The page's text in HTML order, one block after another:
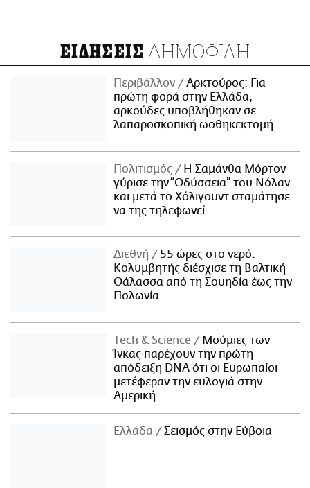
ΕΙΔΗΣΕΙΣ ΔΗΜΟΦΙΛΗ
Περιβάλλον
Αρκτούρος: Για
πρώτη φορά στην Ελλάδα,
αρκούδες υποβλήθηκαν σε
λαπαροσκοπική ωοθηκεκτομή
Πολιτισμός
Η Σαμάνθα Μόρτον
γύρισε την “Οδύσσεια” του Νόλαν
και μετά το Χόλιγουντ σταμάτησε
να της τηλεφωνεί
Διεθνή
55 ώρες στο νερό:
Κολυμβητής διέσχισε τη Βαλτική
Θάλασσα από τη Σουηδία έως την
Πολωνία
Τech & Science
Μούμιες των
Ίνκας παρέχουν την πρώτη
απόδειξη DNA ότι οι Ευρωπαίοι
μετέφεραν την ευλογιά στην
Αμερική
Ελλάδα Σεισμός στην Εύβοια